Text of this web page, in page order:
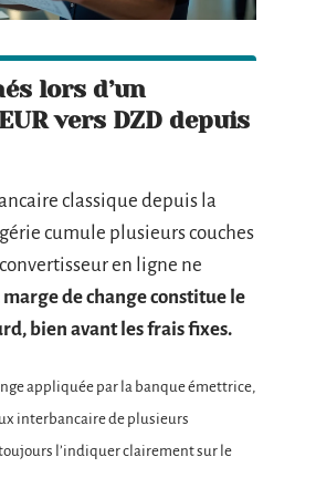
lors d’un
vers DZD depuis
classique depuis la
cumule plusieurs couches
en ligne ne
marge de change constitue le
bien avant les frais fixes.
appliquée par la banque émettrice,
interbancaire de plusieurs
l’indiquer clairement sur le